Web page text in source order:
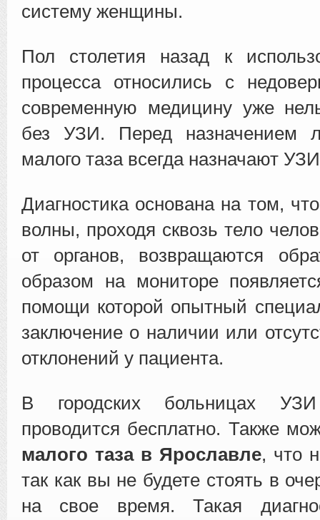
систему женщины.
Пол столетия назад к
процесса относились с
современную медицину уже
без УЗИ. Перед назначением
малого таза всегда назначают
Диагностика основана на том,
волны, проходя сквозь тело
от органов, возвращаются
образом на мониторе
помощи которой опытный
заключение о наличии или
отклонений у пациента.
В городских больницах
проводится бесплатно. Также
малого таза в Ярославле, что
так как вы не будете стоять в
на свое время. Такая